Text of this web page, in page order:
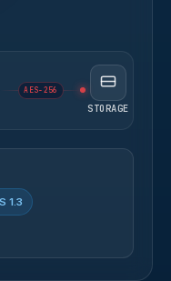
AES-256
STORAGE
1.3